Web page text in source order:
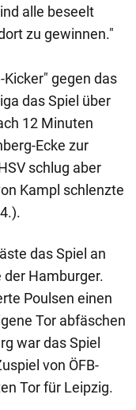
alle beseelt
zu gewinnen."
gegen das
das Spiel über
12 Minuten
Ecke zur
schlug aber
Kampl schlenzte
das Spiel an
Hamburger.
Poulsen einen
Tor abfäschen
war das Spiel
von ÖFB-
Tor für Leipzig.